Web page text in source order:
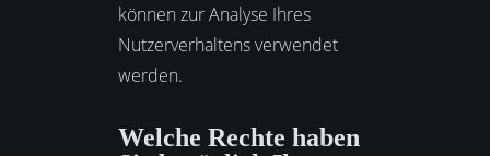
können zur Analyse Ihres
Nutzerverhaltens verwendet
werden.
Welche Rechte haben